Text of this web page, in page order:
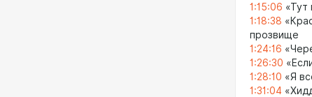
1:15:06 «Тут
1:18:38
прозвище
1:24:16
1:26:30
1:28:10 «Я
1:31:04